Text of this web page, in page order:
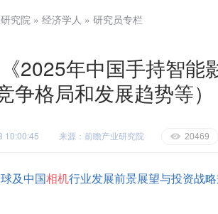
究院 » 经济学人 » 研究员专栏
2025年中国手持智能
争格局和发展趋势等）
10:00:45 来源：前瞻产业研究院 E 20469
及中国相机行业发展前景展望与投资战